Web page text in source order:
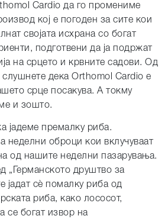
Cardio да го промениме
кој е погоден за сите кои
својата исхрана со богат
подготвени да ја подржат
на срцето и крвните садови. Од
слушнете дека Orthomol Cardio e
срце посакува. А токму
и зошто.
јадеме премалку риба.
неделни оброци кои вклучуваат
од нашите неделни пазарувања.
„Германското друштво за
јадат сè помалку риба од
риба, како лососот,
се богат извор на